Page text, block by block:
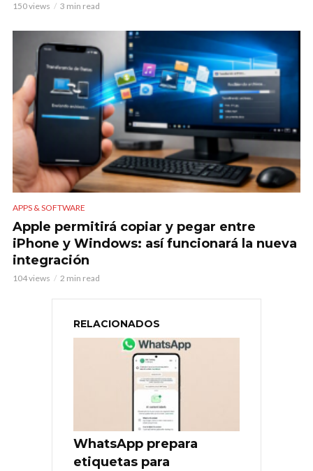
150 views 3 min read
APPS & SOFTWARE
Apple permitirá copiar y pegar entre
iPhone y Windows: así funcionará la nueva
integración
104 views 2 min read
RELACIONADOS
WhatsApp prepara
etiquetas para